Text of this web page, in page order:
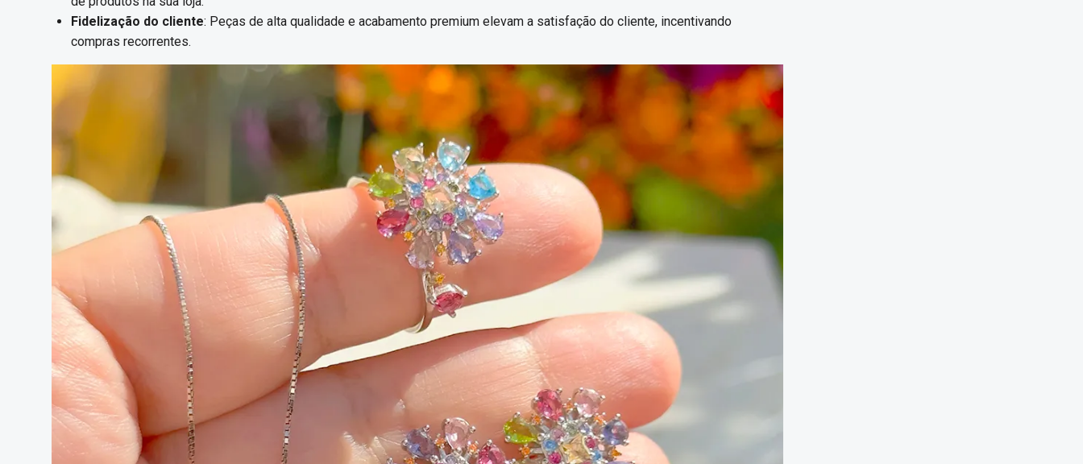
Fidelização do cliente: Peças de alta qualidade e acabamento premium elevam a satisfação do cliente, incentivando
compras recorrentes.